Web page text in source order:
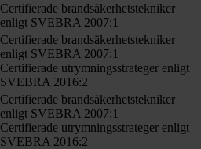
Certifierade brandsäkerhetstekniker
enligt SVEBRA 2007:1
Certifierade brandsäkerhetstekniker
enligt SVEBRA 2007:1
Certifierade utrymningsstrateger enligt
SVEBRA 2016:2
Certifierade brandsäkerhetstekniker
enligt SVEBRA 2007:1
Certifierade utrymningsstrateger enligt
SVEBRA 2016:2